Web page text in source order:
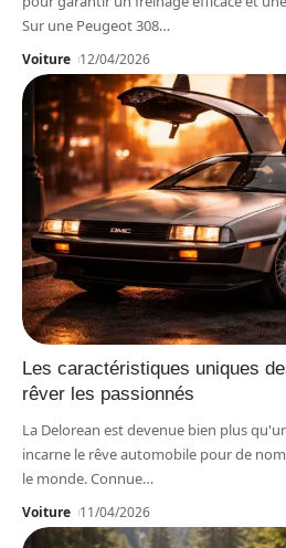
Sur une Peugeot 308…
Voiture 12/04/2026
Les caractéristiques uniques
rêver les passionnés
La Delorean est devenue bien plus
incarne le rêve automobile pour de
le monde. Connue…
Voiture 11/04/2026